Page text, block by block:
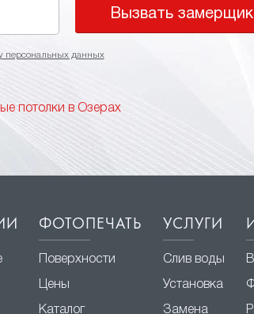
Вызвать
персональных данных
потолки в Озерах
ФОТОПЕЧАТЬ
Поверхности
Цены
Каталог
УСЛУГИ
Слив воды
Установка
Замена